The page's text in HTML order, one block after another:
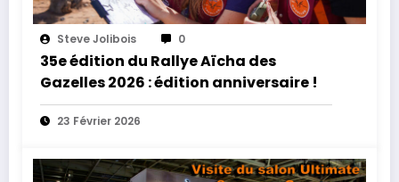
Steve Jolibois 0
35e édition du Rallye Aïcha des
Gazelles 2026 : édition anniversaire !
23 Février 2026